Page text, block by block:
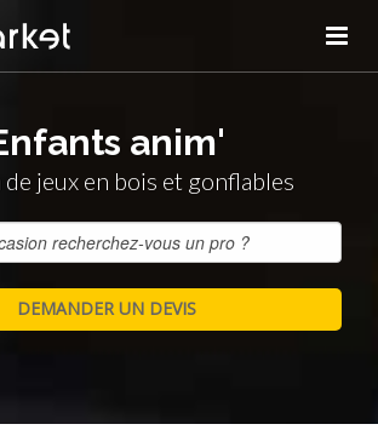
anim'
jeux en bois et gonflables